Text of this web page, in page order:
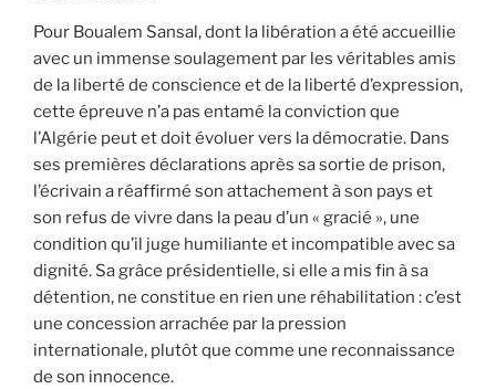
Pour Boualem Sansal, dont la libération a été accueillie
avec un immense soulagement par les véritables amis
de la liberté de conscience et de la liberté d’expression,
cette épreuve n’a pas entamé la conviction que
l’Algérie peut et doit évoluer vers la démocratie. Dans
ses premières déclarations après sa sortie de prison,
l’écrivain a réaffirmé son attachement à son pays et
son refus de vivre dans la peau d’un « gracié », une
condition qu’il juge humiliante et incompatible avec sa
dignité. Sa grâce présidentielle, si elle a mis fin à sa
détention, ne constitue en rien une réhabilitation : c’est
une concession arrachée par la pression
internationale, plutôt que comme une reconnaissance
de son innocence.